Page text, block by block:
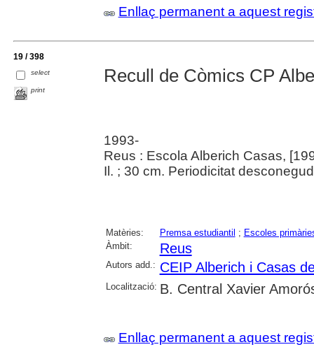
Enllaç permanent a aquest
19 / 398
select
print
Recull de Còmics CP
1993-
Reus : Escola Alberich Casas,
Il. ; 30 cm. Periodicitat
Matèries: Premsa estudiantil ; Escoles
Àmbit:
Reus
Autors add.: CEIP Alberich i Casas
Localització: B. Central Xavier
Enllaç permanent a aquest